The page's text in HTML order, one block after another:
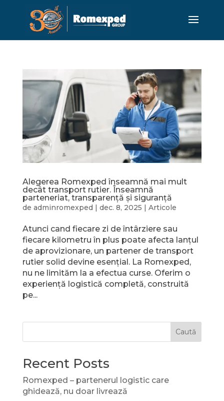
Alegerea Romexped înseamnă mai mult
decât transport rutier. Înseamnă
parteneriat, transparență și siguranță
de adminromexped dec. 8, 2025 Articole
Atunci cand fiecare zi de întârziere sau
fiecare kilometru în plus poate afecta lanțul
de aprovizionare, un partener de transport
rutier solid devine esențial. La Romexped,
nu ne limităm la a efectua curse. Oferim o
experiență logistică completă, construită
pe...
Caută
Recent Posts
Romexped – partenerul logistic care
ghidează, nu doar livrează